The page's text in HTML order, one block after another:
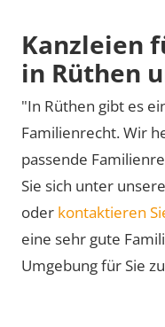
Kanzleien
in Rüthen
"In Rüthen gibt es
Familienrecht. Wir
passende
Sie sich unter
oder kontaktieren
eine sehr gute
Umgebung für Sie